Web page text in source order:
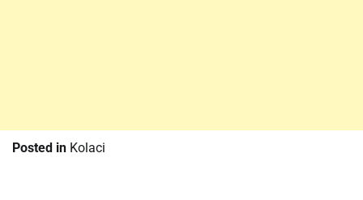
Posted in Kolaci